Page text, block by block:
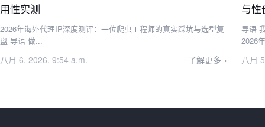
用性实测
2026年海外代理IP深度测评：一位爬虫工程师的真实踩坑与选型复
盘 导语 做...
八月 6, 2026, 9:54 a.m. 了解更多
与性
导语 我是做了6年跨境爬虫的工程师，常年和海外代理IP打交道。
2026
八月